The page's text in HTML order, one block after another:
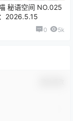
秘语空间 NO.025
2026.5.15
0 5k